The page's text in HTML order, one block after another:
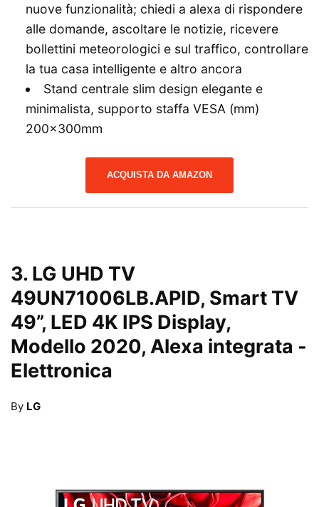
nuove funzionalità; chiedi a alexa di rispondere
alle domande, ascoltare le notizie, ricevere
bollettini meteorologici e sul traffico, controllare
la tua casa intelligente e altro ancora
Stand centrale slim design elegante e
minimalista, supporto staffa VESA (mm)
200×300mm
ACQUISTA DA AMAZON
3. LG UHD TV
49UN71006LB.APID, Smart TV
49”, LED 4K IPS Display,
Modello 2020, Alexa integrata -
Elettronica
By LG